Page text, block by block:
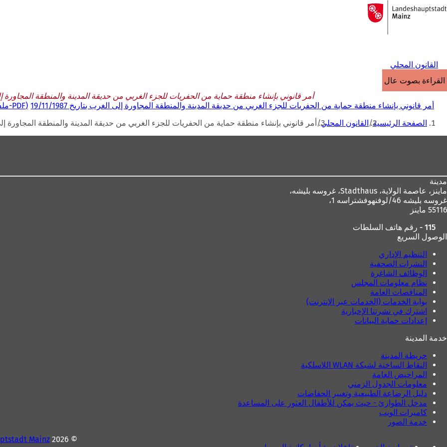
الانتقال إلى المحتوى
إلى
الصفحة
القانون المحلي
القراءة بصوت عالٍ
أمر قانوني بإنشاء منطقة حماية من الحفريات للجزء الغربي من حديقة المدينة والمنطقة المجاورة إلى
أمر قانوني بإنشاء منطقة حماية من الحفريات للجزء الغربي من حديقة المدينة والمنطقة المجاورة إلى الغرب بتاريخ 19/11/1987
PDF
-
أنت الصفحة الرئيسية القانون المحلي أمر قانوني بإنشاء منطقة حماية من الحفريات للجزء الغربي من حديقة المدينة والمنطقة المجاورة إلى الغرب
مدينة
ماينز، عاصمة الولاية،
غروسه بليشه 46/لوفنهوفشتراسه 1،
55116 ماينز
115 - رقم هاتف السلطات
الوصول السريع
التنظيم الإداري
النشرات الصحفية
الوظائف الشاغرة
نظام معلومات المجلس
المناقصات العامة
بوابة الخدمات (الخدمات عبر الإنترنت)
اشترك في نشرتنا الإخبارية
إعدادات حماية البيانات
خدمة المدينة
خريطة المدينة
النقاط الساخنة لشبكة WLAN اللاسلكية
المراحيض العامة
معلومات الجدول الزمني
دليل الرضاعة الطبيعية وتغيير الحفاضات
مدخل الطوارئ - حيث يمكن للأطفال العثور على المساعدة
كاميرات الويب
خدمة الصور
© 2026
Mainz